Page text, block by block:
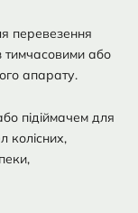
перевезення
тимчасовими або
апарату.
підіймачем для
колісних,